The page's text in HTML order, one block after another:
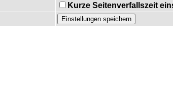
Kurze Seitenverfallszeit